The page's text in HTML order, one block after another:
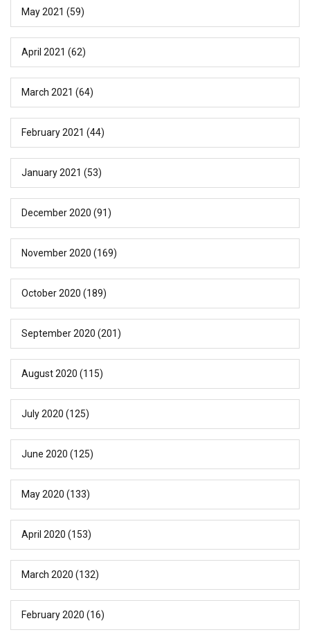
May 2021 (59)
April 2021 (62)
March 2021 (64)
February 2021 (44)
January 2021 (53)
December 2020 (91)
November 2020 (169)
October 2020 (189)
September 2020 (201)
August 2020 (115)
July 2020 (125)
June 2020 (125)
May 2020 (133)
April 2020 (153)
March 2020 (132)
February 2020 (16)